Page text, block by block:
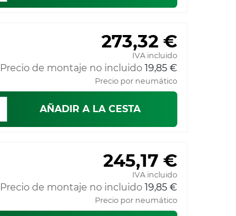
273,32 €
IVA incluido
Precio de montaje no incluido 19,85 €
Precio por neumático
AÑADIR A LA CESTA
245,17 €
IVA incluido
Precio de montaje no incluido 19,85 €
Precio por neumático